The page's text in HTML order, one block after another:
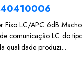
Fixo LC/APC 6dB
comunicação LC do
qualidade produzi...